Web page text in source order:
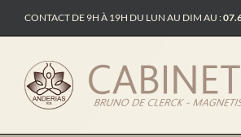
contenu
CONTACT DE 9H À 19H DU LUN AU DIM AU :